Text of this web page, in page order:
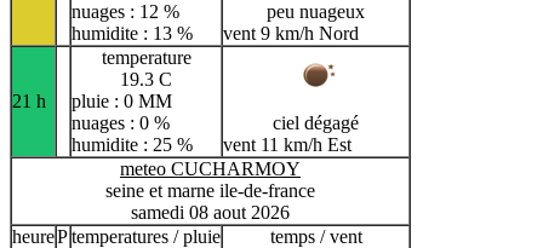
nuages : 12 %
humidite : 13 %
peu nuageux
vent 9 km/h Nord
21 h
temperature
19.3 C
pluie : 0 MM
nuages : 0 %
humidite : 25 %
ciel dégagé
vent 11 km/h Est
meteo CUCHARMOY
seine et marne ile-de-france
samedi 08 aout 2026
heurePtemperatures / pluie temps / vent